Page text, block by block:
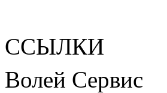
ССЫЛКИ
Волей Сервис